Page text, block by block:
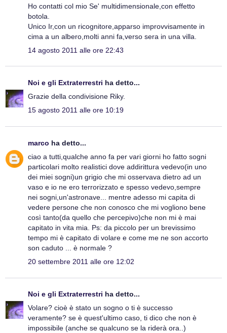
Ho contatti col mio Se' multidimensionale,con effetto
botola.
Unico Ir,con un ricognitore,apparso improvvisamente in
cima a un albero,molti anni fa,verso sera in una villa.
14 agosto 2011 alle ore 22:43
Noi e gli Extraterrestri ha detto...
Grazie della condivisione Riky.
15 agosto 2011 alle ore 10:19
marco ha detto...
ciao a tutti,qualche anno fa per vari giorni ho fatto sogni
particolari molto realistici dove addirittura vedevo(in uno
dei miei sogni)un grigio che mi osservava dietro ad un
vaso e io ne ero terrorizzato e spesso vedevo,sempre
nei sogni,un'astronave... mentre adesso mi capita di
vedere persone che non conosco che mi vogliono bene
così tanto(da quello che percepivo)che non mi è mai
capitato in vita mia. Ps: da piccolo per un brevissimo
tempo mi è capitato di volare e come me ne son accorto
son caduto ... è normale ?
20 settembre 2011 alle ore 12:02
Noi e gli Extraterrestri ha detto...
Volare? cioè è stato un sogno o ti è successo
veramente? se è quest'ultimo caso, ti dico che non è
impossibile (anche se qualcuno se la riderà ora..)